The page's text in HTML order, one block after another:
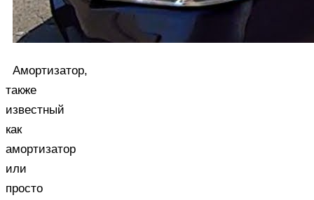
Амортизатор,
также
известный
как
амортизатор
или
просто